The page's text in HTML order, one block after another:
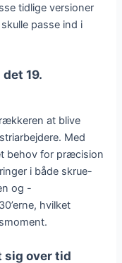
tidlige versioner
passe ind i
19.
at blive
Med
behov for præcision
i både skrue-
og -
hvilket
sig over tid